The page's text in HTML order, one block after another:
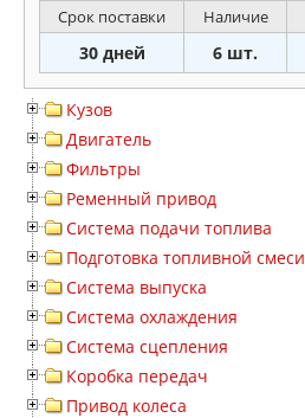
Срок поставки Наличие
30 дней 6 шт.
Кузов
Двигатель
Фильтры
Ременный привод
Система подачи топлива
Подготовка топливной смеси
Система выпуска
Система охлаждения
Система сцепления
Коробка передач
Привод колеса